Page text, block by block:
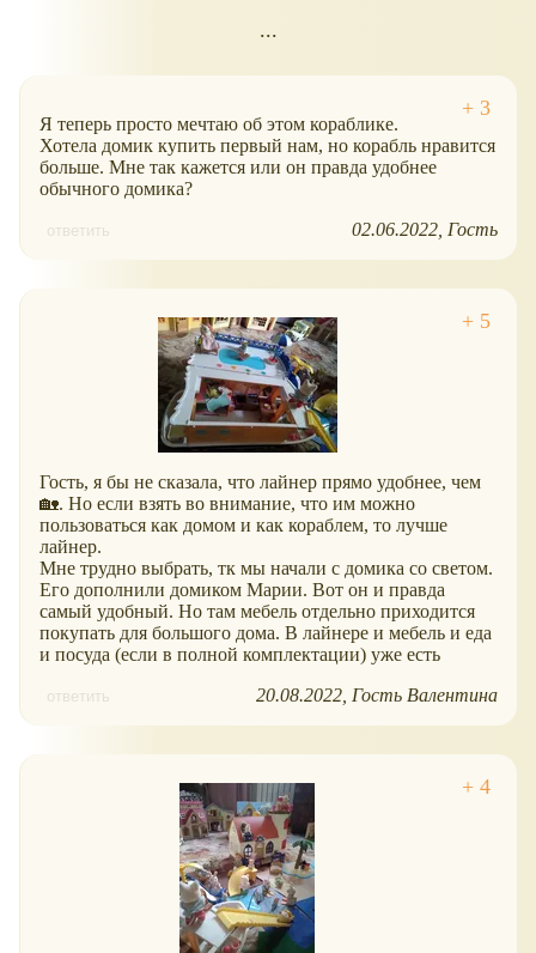
...
Я теперь просто мечтаю об этом кораблике.
Хотела домик купить первый нам, но корабль нравится
больше. Мне так кажется или он правда удобнее
обычного домика?
ответить 02.06.2022 Гость
Гость, я бы не сказала, что лайнер прямо удобнее, чем
🏡. Но если взять во внимание, что им можно
пользоваться как домом и как кораблем, то лучше
лайнер.
Мне трудно выбрать, тк мы начали с домика со светом.
Его дополнили домиком Марии. Вот он и правда
самый удобный. Но там мебель отдельно приходится
покупать для большого дома. В лайнере и мебель и еда
и посуда (если в полной комплектации) уже есть
ответить 20.08.2022 Гость Валентина